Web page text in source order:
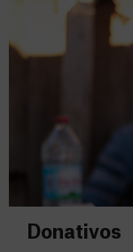
Donativos